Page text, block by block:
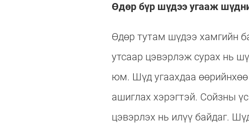
Өдөр бүр шүдээ угааж
Өдөр тутам шүдээ хамгийн
утсаар цэвэрлэж сурах нь
юм. Шүд угаахдаа
ашиглах хэрэгтэй. Сойзны
цэвэрлэх нь илүү байдаг.